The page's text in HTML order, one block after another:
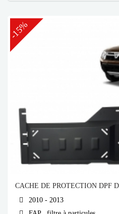
-15%
CACHE DE PROTECTION DPF
2010 - 2013